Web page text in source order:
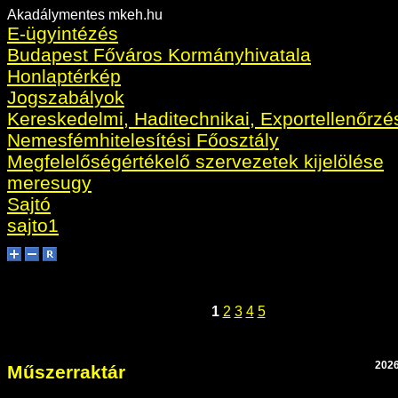
Akadálymentes mkeh.hu
E-ügyintézés
Budapest Főváros Kormányhivatala
Honlaptérkép
Jogszabályok
Kereskedelmi, Haditechnikai,
Nemesfémhitelesítési Főosztály
Megfelelőségértékelő szervezetek kijelölése
meresugy
Sajtó
sajto1
1 2 3 4 5
Műszerraktár